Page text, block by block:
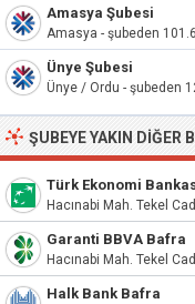
Amasya Şubesi
Amasya - şubeden
Ünye Şubesi
Ünye / Ordu - şubeden
ŞUBEYE YAKIN DIĞER
Türk Ekonomi
Hacınabi Mah. Tekel
Garanti BBVA Bafra
Hacınabi Mah. Tekel
Halk Bank Bafra